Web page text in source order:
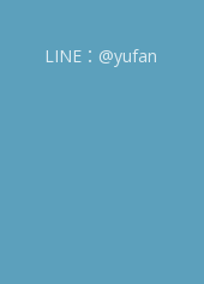
LINE：@yufan